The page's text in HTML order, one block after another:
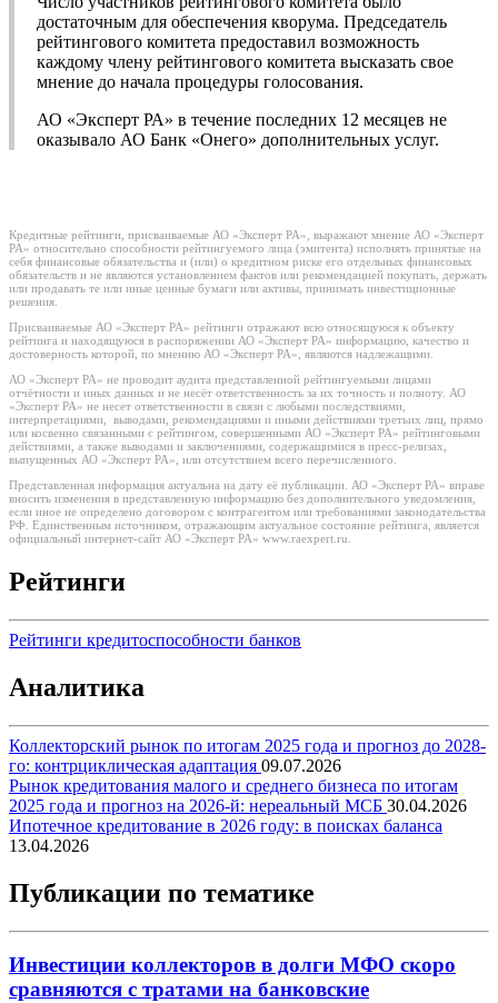
достаточным для обеспечения кворума. Председатель
рейтингового комитета предоставил возможность
каждому члену рейтингового комитета высказать свое
мнение до начала процедуры голосования.
АО «Эксперт РА» в течение последних 12 месяцев не
оказывало АО Банк «Онего» дополнительных услуг.
Кредитные рейтинги, присваиваемые АО «Эксперт РА», выражают мнение АО «Эксперт
РА» относительно способности рейтингуемого лица (эмитента) исполнять принятые на
себя финансовые обязательства и (или) о кредитном риске его отдельных финансовых
обязательств и не являются установлением фактов или рекомендацией покупать, держать
или продавать те или иные ценные бумаги или активы, принимать инвестиционные
решения.
Присваиваемые АО «Эксперт РА» рейтинги отражают всю относящуюся к объекту
рейтинга и находящуюся в распоряжении АО «Эксперт РА» информацию, качество и
достоверность которой, по мнению АО «Эксперт РА», являются надлежащими.
АО «Эксперт РА» не проводит аудита представленной рейтингуемыми лицами
отчётности и иных данных и не несёт ответственность за их точность и полноту. АО
«Эксперт РА» не несет ответственности в связи с любыми последствиями,
интерпретациями, выводами, рекомендациями и иными действиями третьих лиц, прямо
или косвенно связанными с рейтингом, совершенными АО «Эксперт РА» рейтинговыми
действиями, а также выводами и заключениями, содержащимися в пресс-релизах,
выпущенных АО «Эксперт РА», или отсутствием всего перечисленного.
Представленная информация актуальна на дату её публикации. АО «Эксперт РА» вправе
вносить изменения в представленную информацию без дополнительного уведомления,
если иное не определено договором с контрагентом или требованиями законодательства
РФ. Единственным источником, отражающим актуальное состояние рейтинга, является
официальный интернет-сайт АО «Эксперт РА» www.raexpert.ru.
Рейтинги
Рейтинги кредитоспособности банков
Аналитика
Коллекторский рынок по итогам 2025 года и прогноз до 2028-
го: контрциклическая адаптация 09.07.2026
Рынок кредитования малого и среднего бизнеса по итогам
2025 года и прогноз на 2026-й: нереальный МСБ 30.04.2026
Ипотечное кредитование в 2026 году: в поисках баланса
13.04.2026
Публикации по тематике
Инвестиции коллекторов в долги МФО скоро
сравняются с тратами на банковские